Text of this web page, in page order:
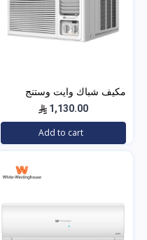
مكيف شباك وايت وستنج
هاوس (الجديد) WWA20K22R
1,130.00
Add to cart